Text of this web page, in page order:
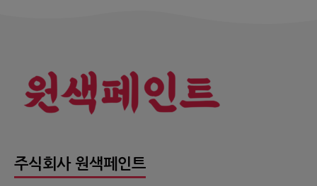
주식회사 원색페인트